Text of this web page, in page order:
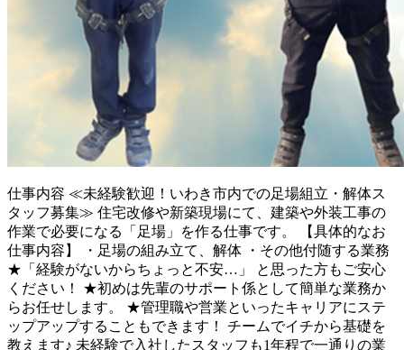
仕事内容 ≪未経験歓迎！いわき市内での足場組立・解体ス
タッフ募集≫ 住宅改修や新築現場にて、建築や外装工事の
作業で必要になる「足場」を作る仕事です。 【具体的なお
仕事内容】 ・足場の組み立て、解体 ・その他付随する業務
★「経験がないからちょっと不安…」 と思った方もご安心
ください！ ★初めは先輩のサポート係として簡単な業務か
らお任せします。 ★管理職や営業といったキャリアにステ
ップアップすることもできます！ チームでイチから基礎を
教えます♪ 未経験で入社したスタッフも1年程で一通りの業